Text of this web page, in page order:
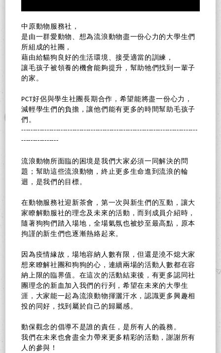
中原動物服務社，
是由一群愛動物、想為流浪動物盡一份心力的大學生們
所組成的社團，
藉由給貓狗良好的生活環境、接受適當的訓練，
讓毛孩子被領養的機會能夠提升，幫助牠們找到一輩子
的家。
PCT好侶與學生社團長期合作，希望能將盡一份心力，
減輕學生們的負擔，讓他們能有更多的時間幫助毛孩子
們。
----------------------------------------------------------------------------
----------------
流浪動物所面臨的困境是我們大家必須一同解決的問
題；幫助這些流浪動物，終止更多生命進到流浪的輪
迴，是我們的目標。
在動物服務社迎新茶會，第一次與新生們的互動，讓大
家瞭解動服社的理念及未來的活動，而到成員介紹時，
隨著狗狗們踏入場地，全場氣氛也被炒至最高點，原本
拘謹的新生們也逐漸熱絡起來。
因為疫情緣故，場地容納人數有限，但還是澆不熄大家
想來瞭解社團和狗狗的心，連續兩場的活動人數都在容
納上限的臨界值。在這次的活動結束後，有更多認同社
團理念的新血加入我們的行列，希望在未來的大學生
涯，大家能一起為流浪動物揮灑汗水，認識更多興趣相
投的同好，找到屬於自己的歸屬感。
動保觀念的倡導不是誰的責任，是所有人的義務。
我們在未來也會盡全力帶來更多精彩的活動，謝謝所有
人的參與！